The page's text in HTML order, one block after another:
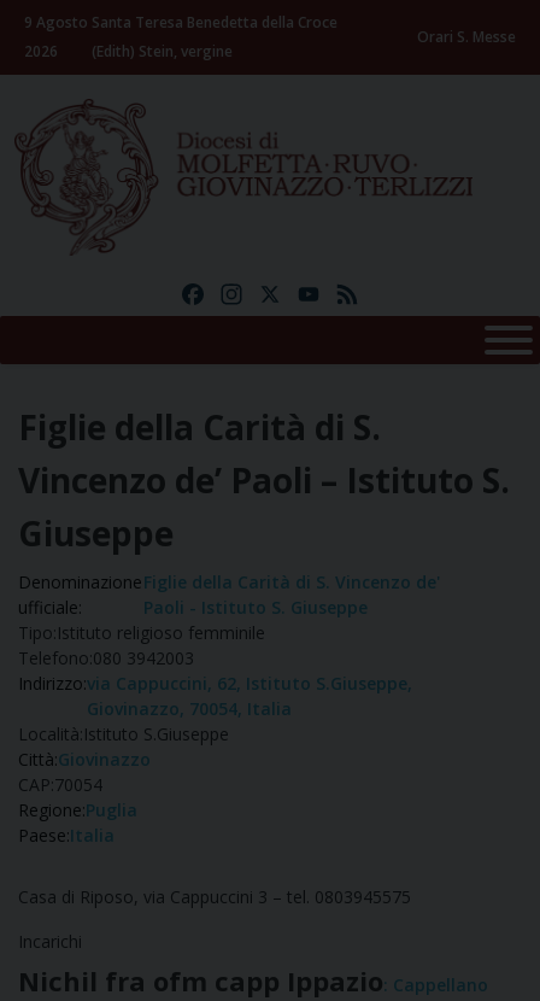
Skip
content
9 Agosto
2026
Santa Teresa Benedetta della Croce
(Edith) Stein, vergine
Orari S. Messe
FacebookInstagramYouTube
Figlie della Carità di S.
Vincenzo de’ Paoli – Istituto S.
Giuseppe
Denominazione
ufficiale:
Figlie della Carità di S. Vincenzo de'
Paoli - Istituto S. Giuseppe
Tipo:Istituto religioso femminile
Telefono:080 3942003
Indirizzo:via Cappuccini, 62, Istituto S.Giuseppe,
Giovinazzo, 70054, Italia
Località:Istituto S.Giuseppe
Città:Giovinazzo
CAP:70054
Regione:Puglia
Paese:Italia
Casa di Riposo, via Cappuccini 3 – tel. 0803945575
Incarichi
Nichil fra ofm capp Ippazio: Cappellano